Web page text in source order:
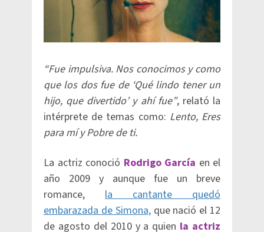
“Fue impulsiva. Nos conocimos y como
que los dos fue de ‘Qué lindo tener un
hijo, que divertido’ y ahí fue”, relató la
intérprete de temas como: Lento, Eres
para mí y Pobre de ti.
La actriz conoció Rodrigo García en el
año 2009 y aunque fue un breve
romance, la cantante quedó
embarazada de Simona,que nació el 12
de agosto del 2010 y a quien la actriz